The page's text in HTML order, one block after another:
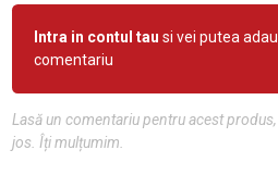
Intra in contul tau si vei putea
comentariu
Lasă un comentariu pentru acest
jos. Îți mulțumim.